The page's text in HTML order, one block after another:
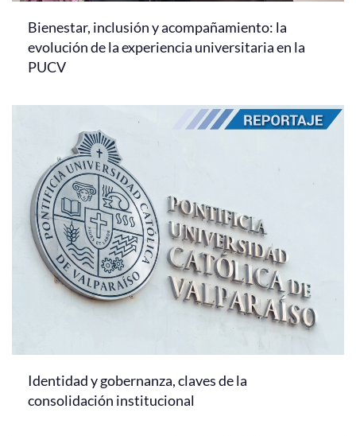
Bienestar, inclusión y acompañamiento: la
evolución de la experiencia universitaria en la
PUCV
Identidad y gobernanza, claves de la
consolidación institucional